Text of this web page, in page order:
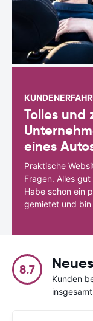
Tolles und
eines
Praktische
Fragen. Alles
Habe schon ein
gemietet und
8.7
Kunden